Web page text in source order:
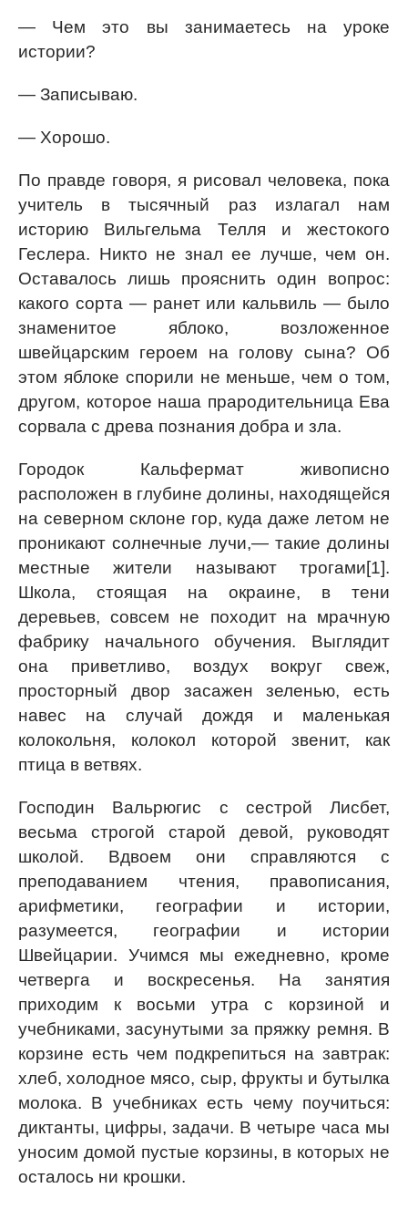
— Чем это вы занимаетесь на уроке
истории?
— Записываю.
— Хорошо.
По правде говоря, я рисовал человека, пока
учитель в тысячный раз излагал нам
историю Вильгельма Телля и жестокого
Геслера. Никто не знал ее лучше, чем он.
Оставалось лишь прояснить один вопрос:
какого сорта — ранет или кальвиль — было
знаменитое яблоко, возложенное
швейцарским героем на голову сына? Об
этом яблоке спорили не меньше, чем о том,
другом, которое наша прародительница Ева
сорвала с древа познания добра и зла.
Городок Кальфермат живописно
расположен в глубине долины, находящейся
на северном склоне гор, куда даже летом не
проникают солнечные лучи,— такие долины
местные жители называют трогами[1].
Школа, стоящая на окраине, в тени
деревьев, совсем не походит на мрачную
фабрику начального обучения. Выглядит
она приветливо, воздух вокруг свеж,
просторный двор засажен зеленью, есть
навес на случай дождя и маленькая
колокольня, колокол которой звенит, как
птица в ветвях.
Господин Вальрюгис с сестрой Лисбет,
весьма строгой старой девой, руководят
школой. Вдвоем они справляются с
преподаванием чтения, правописания,
арифметики, географии и истории,
разумеется, географии и истории
Швейцарии. Учимся мы ежедневно, кроме
четверга и воскресенья. На занятия
приходим к восьми утра с корзиной и
учебниками, засунутыми за пряжку ремня. В
корзине есть чем подкрепиться на завтрак:
хлеб, холодное мясо, сыр, фрукты и бутылка
молока. В учебниках есть чему поучиться:
диктанты, цифры, задачи. В четыре часа мы
уносим домой пустые корзины, в которых не
осталось ни крошки.